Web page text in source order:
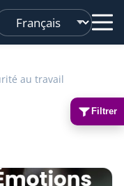
au travail
Filtrer